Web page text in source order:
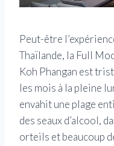
Peut-être
Thaïlande, la Full
Koh Phangan est
les mois à la pleine
envahit une plage
des seaux d’alcool,
orteils et beaucoup